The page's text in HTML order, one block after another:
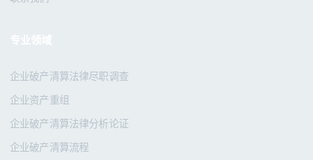
企业破产清算法律尽职调查
企业资产重组
企业破产清算法律分析论证
企业破产清算流程